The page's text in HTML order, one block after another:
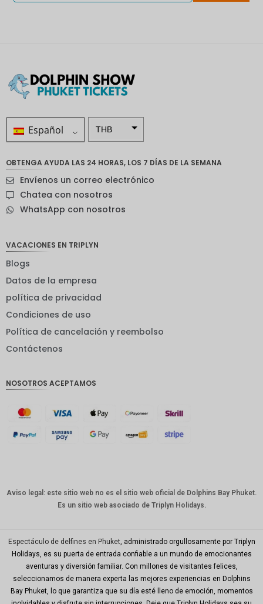
Español THB
sueca
neozelan
Corona
EUR
IDR
franco
suizo
CANALL
no
Won
Año
Nuevo
Día
Mundial
del Golfo
OBTENGA AYUDA LAS 24 HORAS, LOS 7 DÍAS DE LA SEMANA
Envíenos un correo electrónico
Chatea con nosotros
WhatsApp con nosotros
VACACIONES EN TRIPLYN
Blogs
Datos de la empresa
política de privacidad
Condiciones de uso
Política de cancelación y reembolso
Contáctenos
NOSOTROS ACEPTAMOS
Aviso legal: este sitio web no es el sitio web oficial de Dolphins Bay Phuket.
Es un sitio web asociado de Triplyn Holidays.
Espectáculo de delfines en Phuket , administrado orgullosamente por Triplyn
Holidays, es su puerta de entrada confiable a un mundo de emocionantes
aventuras y diversión familiar. Con millones de visitantes felices,
seleccionamos de manera experta las mejores experiencias en Dolphins
Bay Phuket, lo que garantiza que su día esté lleno de emoción, momentos